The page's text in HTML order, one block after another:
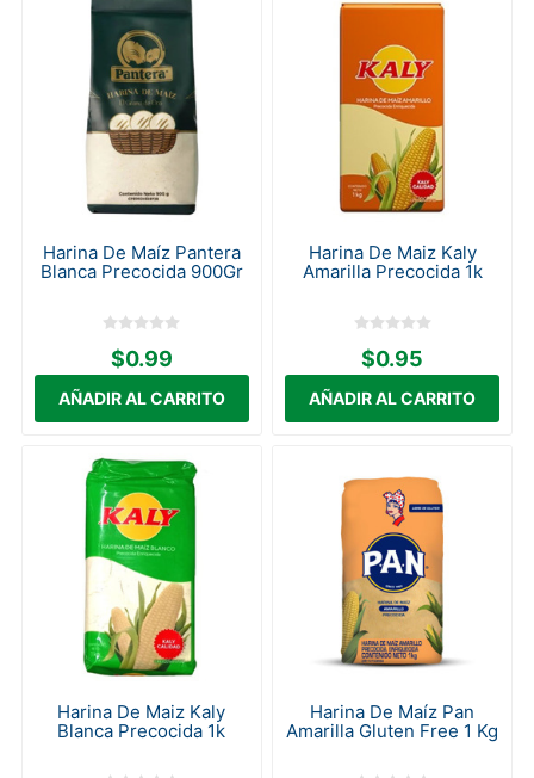
Harina De Maíz Pantera
Blanca Precocida 900Gr
$0.99
Harina De Maiz Kaly
Amarilla Precocida 1k
$0.95
Harina De Maiz Kaly
Blanca Precocida 1k
Harina De Maíz Pan
Amarilla Gluten Free 1 Kg